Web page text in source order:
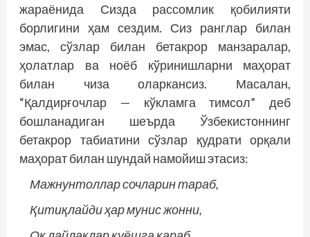
жараёнида Сизда рассомлик қоби­лияти
борлигини ҳам сездим. Сиз ранг­лар билан
эмас, сўзлар билан бетакрор манзаралар,
ҳолатлар ва ноёб кўринишларни маҳорат
билан чиза оларкансиз. Масалан,
“Қалдирғочлар — кўкламга тимсол” деб
бошланадиган шеърда Ўзбекистоннинг
бетакрор табиатини сўзлар қудрати орқали
маҳорат билан шундай намойиш этасиз:
Мажнунтоллар сочларин тараб,
Қитиқлайди ҳар мунис жонни,